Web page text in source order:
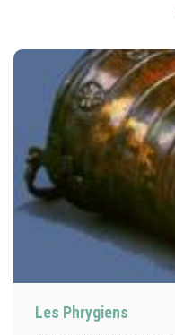
Les Phrygiens